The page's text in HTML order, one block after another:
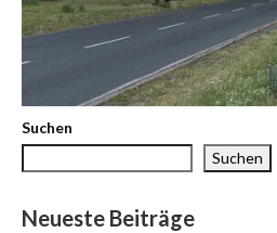
Suchen
Suchen
Neueste Beiträge